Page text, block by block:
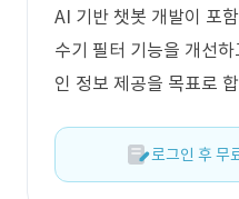
AI 기반 챗봇 개발이 포
수기 필터 기능을 개선
인 정보 제공을 목표로
로그인 후 무